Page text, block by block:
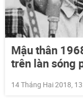
Mậu thân
trên làn sóng
14 Tháng Hai 2018,